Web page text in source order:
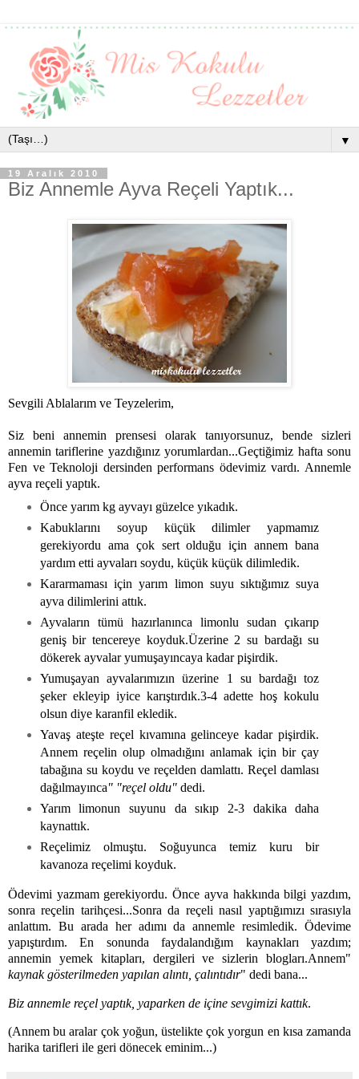
▼
19 Aralık 2010
Biz Annemle Ayva Reçeli Yaptık...
Sevgili Ablalarım ve Teyzelerim,
Siz beni annemin prensesi olarak tanıyorsunuz, bende sizleri
annemin tariflerine yazdığınız yorumlardan...Geçtiğimiz hafta sonu
Fen ve Teknoloji dersinden performans ödevimiz vardı. Annemle
ayva reçeli yaptık.
Önce yarım kg ayvayı güzelce yıkadık.
Kabuklarını soyup küçük dilimler yapmamız
gerekiyordu ama çok sert olduğu için annem bana
yardım etti ayvaları soydu, küçük küçük dilimledik.
Kararmaması için yarım limon suyu sıktığımız suya
ayva dilimlerini attık.
Ayvaların tümü hazırlanınca limonlu sudan çıkarıp
geniş bir tencereye koyduk.Üzerine 2 su bardağı su
dökerek ayvalar yumuşayıncaya kadar pişirdik.
Yumuşayan ayvalarımızın üzerine 1 su bardağı toz
şeker ekleyip iyice karıştırdık.3-4 adette hoş kokulu
olsun diye karanfil ekledik.
Yavaş ateşte reçel kıvamına gelinceye kadar pişirdik.
Annem reçelin olup olmadığını anlamak için bir çay
tabağına su koydu ve reçelden damlattı. Reçel damlası
dağılmayınca" "reçel oldu"dedi.
Yarım limonun suyunu da sıkıp 2-3 dakika daha
kaynattık.
Reçelimiz olmuştu. Soğuyunca temiz kuru bir
kavanoza reçelimi koyduk.
Ödevimi yazmam gerekiyordu. Önce ayva hakkında bilgi yazdım,
sonra reçelin tarihçesi...Sonra da reçeli nasıl yaptığımızı sırasıyla
anlattım. Bu arada her adımı da annemle resimledik. Ödevime
yapıştırdım. En sonunda faydalandığım kaynakları yazdım;
annemin yemek kitapları, dergileri ve sizlerin blogları.Annem"
kaynak gösterilmeden yapılan alıntı, çalıntıdır" dedi bana...
Biz annemle reçel yaptık, yaparken de içine sevgimizi kattık.
(Annem bu aralar çok yoğun, üstelikte çok yorgun en kısa zamanda
harika tarifleri ile geri dönecek eminim...)